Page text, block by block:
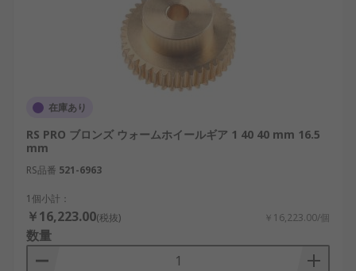
在庫あり
RS PRO ブロンズ ウォームホイールギア 1 40 40 mm 16.5
mm
RS品番 521-6963
1個小計：
￥16,223.00(税抜) ￥16,223.00/個
数量